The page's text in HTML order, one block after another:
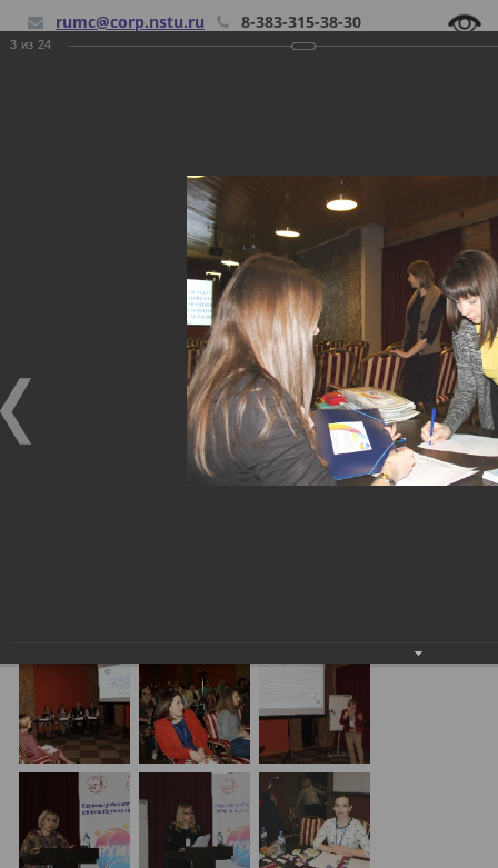
rumc@corp.nstu.ru 8-383-315-38-30
Наши мероприятия
Наши мероприятия
28.12.2017
3 из 24